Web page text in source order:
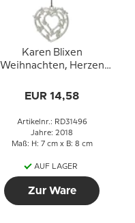
Karen Blixen
Weihnachten, Herzen
EUR 14,58
Artikelnr.: RD31496
Jahre: 2018
Maß: H: 7 cm x B: 8 cm
AUF LAGER
Zur Ware